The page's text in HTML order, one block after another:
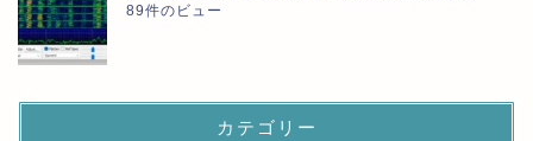
89件のビュー
カテゴリー